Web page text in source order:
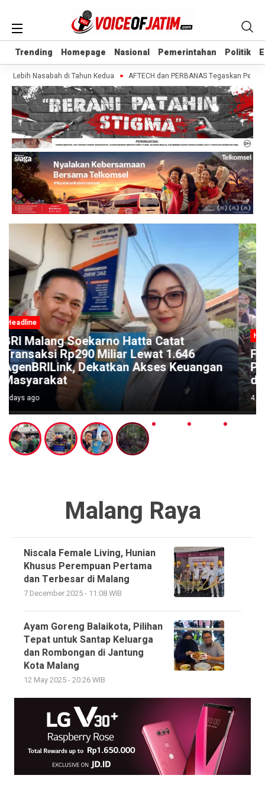
Trending Homepage Nasional Pemerintahan Politik
Trending Homepage Nasional Pemerintahan Politik
Nasabah di Tahun Kedua AFTECH dan PERBANAS Tegaskan
Headline
Festival Kali Brantas #5 Gaungkan
Pelestarian Sungai Lewat Ritual Budaya
di Titik Nol Sumber Brantas
4 days ago
Malang Raya
Niscala Female Living, Hunian
Khusus Perempuan Pertama
dan Terbesar di Malang
7 December 2025 - 11:08 WIB
Ayam Goreng Balaikota, Pilihan
Tepat untuk Santap Keluarga
dan Rombongan di Jantung
Kota Malang
12 May 2025 - 20:26 WIB